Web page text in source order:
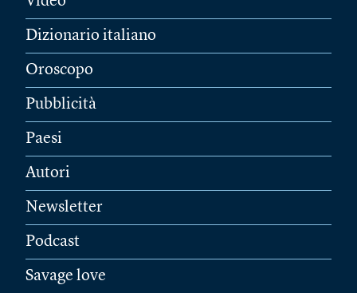
Dizionario italiano
Oroscopo
Pubblicità
Paesi
Autori
Newsletter
Podcast
Savage love